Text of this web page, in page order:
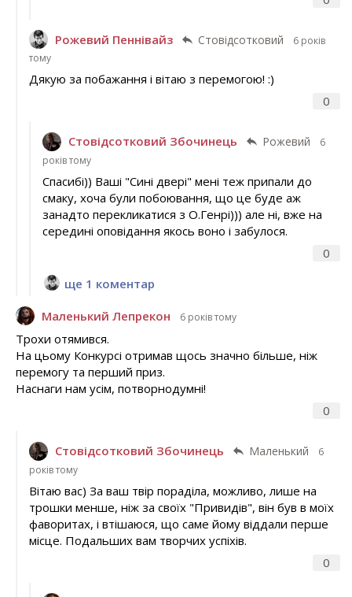
Рожевий Пеннівайз Стовідсотковий
6 років
тому
0
Дякую за побажання і вітаю з перемогою! :)
Стовідсотковий Збочинець Рожевий
6
років тому
0
Спасибі)) Ваші "Сині двері" мені теж припали до
смаку, хоча були побоювання, що це буде аж
занадто перекликатися з О.Генрі))) але ні, вже на
середині оповідання якось воно і забулося.
ще 1 коментар
Маленький Лепрекон 6 років тому
0
Трохи отямився.
На цьому Конкурсі отримав щось значно більше, ніж
перемогу та перший приз.
Наснаги нам усім, потворнодумні!
Стовідсотковий Збочинець Маленький
6
років тому
0
Вітаю вас) За ваш твір пораділа, можливо, лише на
трошки менше, ніж за своїх "Привидів", він був в моїх
фаворитах, і втішаюся, що саме йому віддали перше
місце. Подальших вам творчих успіхів.